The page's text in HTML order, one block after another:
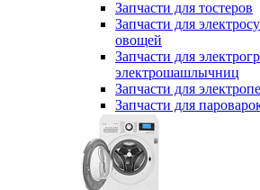
Запчасти для тостеров
Запчасти для
овощей
Запчасти для
электрошашлычниц
Запчасти для
Запчасти для